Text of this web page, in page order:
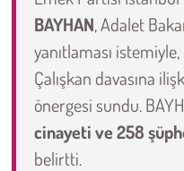
BAYHAN, Adalet
yanıtlaması
Çalışkan davasına
önergesi sundu.
cinayeti ve 258
belirtti.
Çevre
Galeri
Günün İçinden